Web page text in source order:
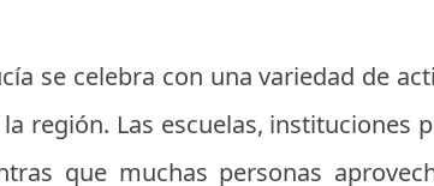
se celebra con una variedad de
región. Las escuelas, instituciones
que muchas personas